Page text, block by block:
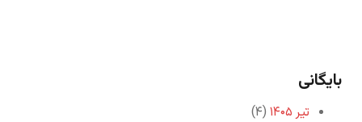
بایگانی
تیر ۱۴۰۵
(۴)